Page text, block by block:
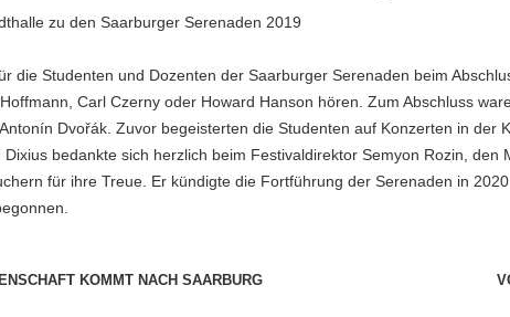
die Studenten und Dozenten der Saarburger Serenaden beim
Carl Czerny oder Howard Hanson hören. Zum Abschluss
Dvořák. Zuvor begeisterten die Studenten auf Konzerten in der
bedankte sich herzlich beim Festivaldirektor Semyon Rozin, den
für ihre Treue. Er kündigte die Fortführung der Serenaden in
KOMMT NACH SAARBURG